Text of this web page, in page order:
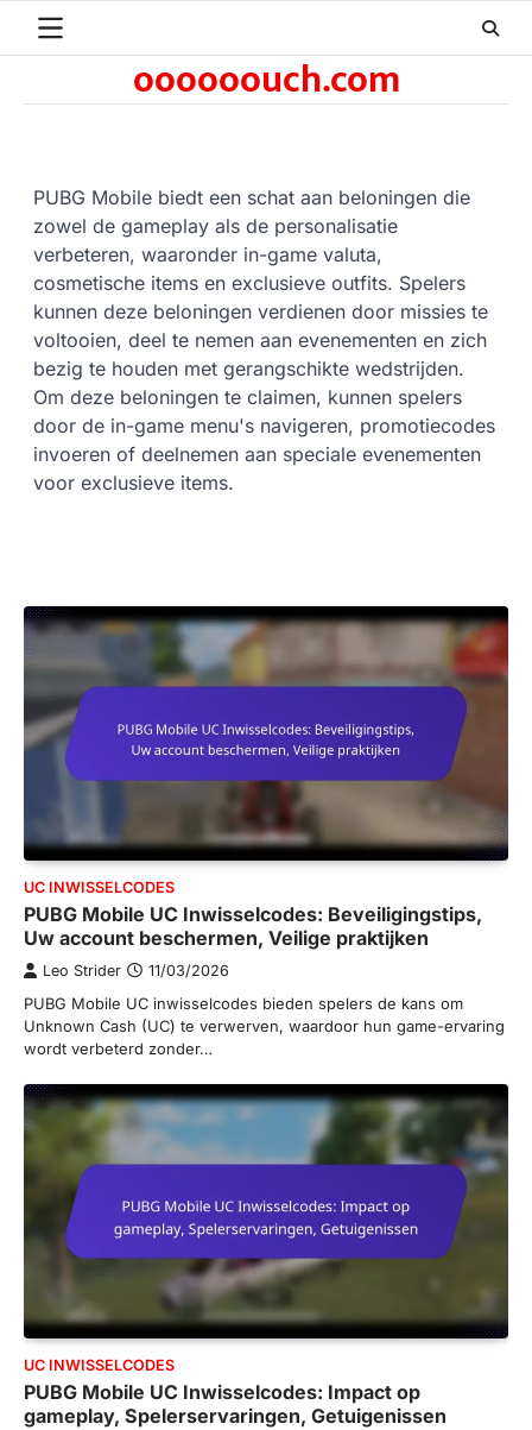
oooooouch.com
PUBG Mobile biedt een schat aan beloningen die
zowel de gameplay als de personalisatie
verbeteren, waaronder in-game valuta,
cosmetische items en exclusieve outfits. Spelers
kunnen deze beloningen verdienen door missies te
voltooien, deel te nemen aan evenementen en zich
bezig te houden met gerangschikte wedstrijden.
Om deze beloningen te claimen, kunnen spelers
door de in-game menu's navigeren, promotiecodes
invoeren of deelnemen aan speciale evenementen
voor exclusieve items.
UC INWISSELCODES
PUBG Mobile UC Inwisselcodes: Beveiligingstips,
Uw account beschermen, Veilige praktijken
Leo Strider 11/03/2026
PUBG Mobile UC inwisselcodes bieden spelers de kans om
Unknown Cash (UC) te verwerven, waardoor hun game-ervaring
wordt verbeterd zonder…
UC INWISSELCODES
PUBG Mobile UC Inwisselcodes: Impact op
gameplay, Spelerservaringen, Getuigenissen